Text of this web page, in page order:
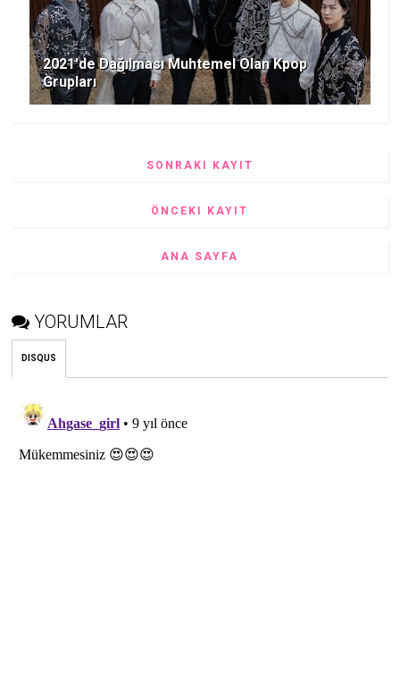
2021'de Dağılması Muhtemel Olan Kpop
Grupları
SONRAKI KAYIT
ÖNCEKI KAYIT
ANA SAYFA
YORUMLAR
DISQUS